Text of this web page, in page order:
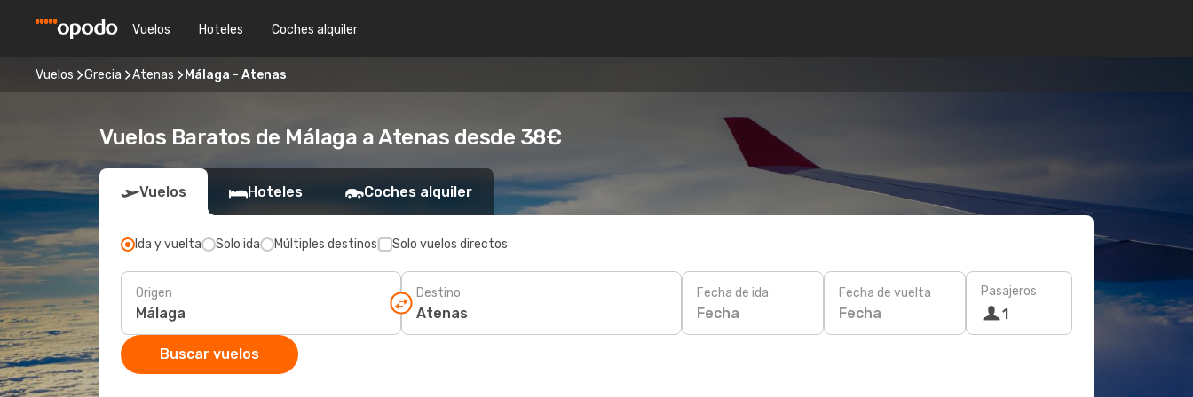
Vuelos Hoteles Coches alquiler
Vuelos Grecia Atenas Málaga - Atenas
Vuelos Baratos de Málaga a Atenas desde 38€
Vuelos Hoteles Coches alquiler
Ida y vuelta Solo ida Múltiples destinos Solo vuelos directos
Origen Destino Fecha de ida
Fecha
Fecha de vuelta
Fecha
Pasajeros
1
Buscar vuelos